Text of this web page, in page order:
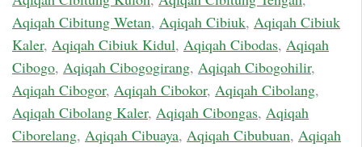
Aqiqah Cibitung Wetan, Aqiqah Cibiuk, Aqiqah Cibiuk
Kaler, Aqiqah Cibiuk Kidul, Aqiqah Cibodas, Aqiqah
Cibogo, Aqiqah Cibogogirang, Aqiqah Cibogohilir,
Aqiqah Cibogor, Aqiqah Cibokor, Aqiqah Cibolang,
Aqiqah Cibolang Kaler, Aqiqah Cibongas, Aqiqah
Ciborelang, Aqiqah Cibuaya, Aqiqah Cibubuan, Aqiqah